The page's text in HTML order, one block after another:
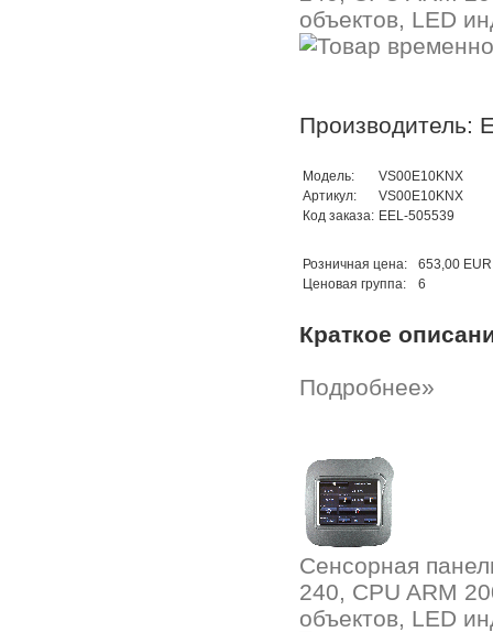
объектов, LED
Производитель:
Модель:
VS00E10KNX
Артикул:
VS00E10KNX
Код заказа: EEL-505539
Розничная цена:
653,00 EUR
Ценовая группа:
6
Краткое
Подробнее»
Сенсорная
240, CPU ARM
объектов, LED